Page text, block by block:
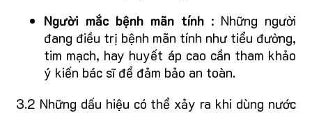
Người mắc bệnh mãn tính : Những người
đang điều trị bệnh mãn tính như tiểu đường,
tim mạch, hay huyết áp cao cần tham khảo
ý kiến bác sĩ để đảm bảo an toàn.
3.2 Những dấu hiệu có thể xảy ra khi dùng nước